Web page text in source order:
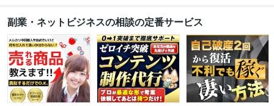
副業・ネットビジネスの相談の定番サービス